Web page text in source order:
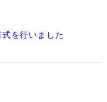
を行いました